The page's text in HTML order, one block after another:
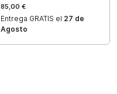
85,00 €
Entrega GRATIS el 27 de
Agosto